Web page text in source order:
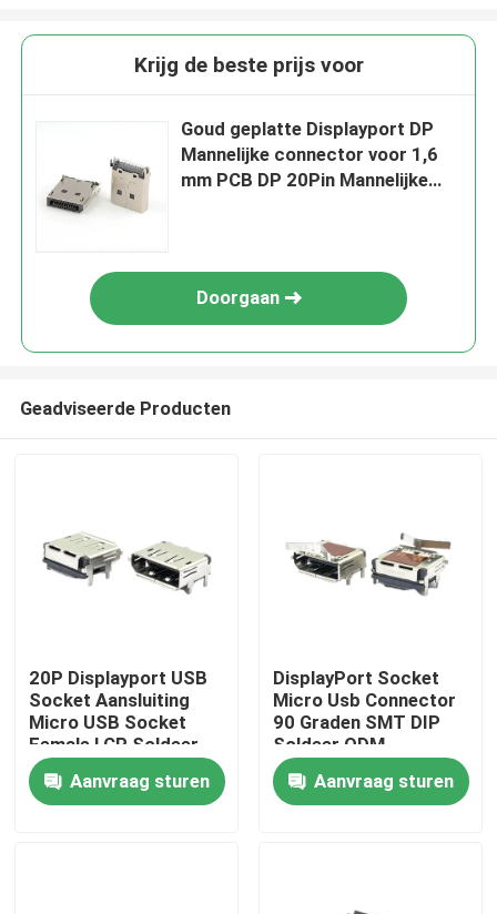
Thuis
Krijg de beste prijs voor
Goud geplatte Displayport DP
Mannelijke connector voor 1,6
mm PCB DP 20Pin Mannelijke
Doorgaan
Geadviseerde Producten
20P Displayport USB
Socket Aansluiting
Micro USB Socket
Female LCP Soldeer
Plating 40V
Aanvraag sturen
DisplayPort Socket
Micro Usb Connector
90 Graden SMT DIP
Soldeer ODM
Aanvraag sturen